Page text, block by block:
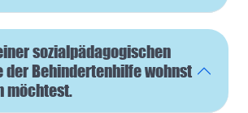
sozialpädagogischen
der Behindertenhilfe wohnst
möchtest.